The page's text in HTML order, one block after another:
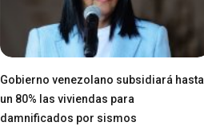
Gobierno venezolano subsidiará hasta
un 80% las viviendas para
damnificados por sismos